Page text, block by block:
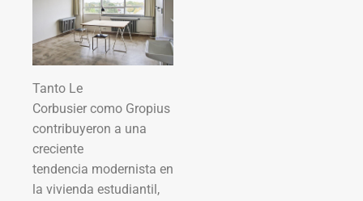
Tanto Le
Corbusier como Gropius
contribuyeron a una
creciente
tendencia modernista en
la vivienda estudiantil,